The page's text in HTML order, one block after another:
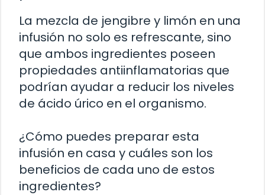
La mezcla de jengibre y limón en una
infusión no solo es refrescante, sino
que ambos ingredientes poseen
propiedades antiinflamatorias que
podrían ayudar a reducir los niveles
de ácido úrico en el organismo.
¿Cómo puedes preparar esta
infusión en casa y cuáles son los
beneficios de cada uno de estos
ingredientes?